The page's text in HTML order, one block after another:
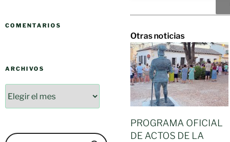
COMENTARIOS
ARCHIVOS
Otras noticias
PROGRAMA OFICIAL
DE ACTOS DE LA